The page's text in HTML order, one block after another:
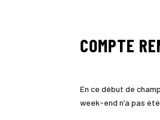
COMPTE
En ce début de
week-end n’a pas